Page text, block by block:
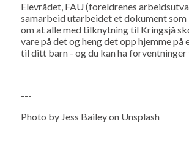
Elevrådet, FAU (foreldrenes
samarbeid utarbeidetet dokument
om at alle med tilknytning til Kringsjå
vare på det og heng det opp hjemme
til ditt barn - og du kan ha
---
Photo by Jess Bailey on Unsplash